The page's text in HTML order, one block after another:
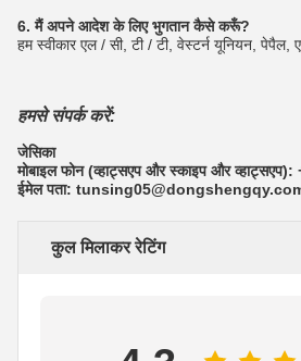
6. मैं अपने आदेश के लिए भुगतान कैसे करूँ?
हम स्वीकार एल / सी, टी / टी, वेस्टर्न यूनियन, पेपैल,
हमसे संपर्क करें:
जेसिका
मोबाइल फोन (व्हाट्सएप और स्काइप और
ईमेल पता:
कुल मिलाकर रेटिंग